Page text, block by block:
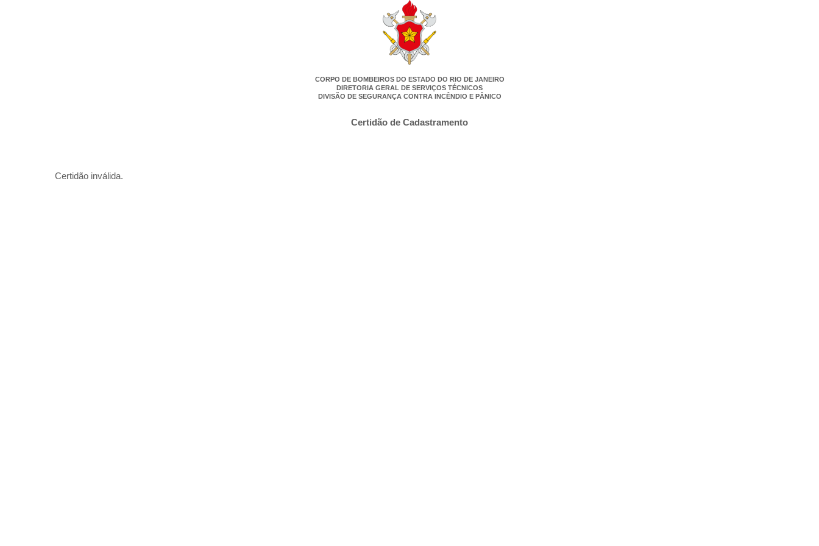
CORPO DE BOMBEIROS DO ESTADO DO RIO DE JANEIRO
DIRETORIA GERAL DE SERVIÇOS TÉCNICOS
DIVISÃO DE SEGURANÇA CONTRA INCÊNDIO E PÂNICO
Certidão de Cadastramento
Certidão inválida.